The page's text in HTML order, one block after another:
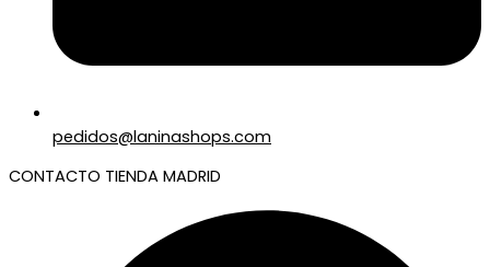
pedidos@laninashops.com
CONTACTO TIENDA MADRID